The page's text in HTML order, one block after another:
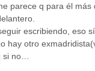
parece q para él más
escribiendo, eso
hay otro
si no…